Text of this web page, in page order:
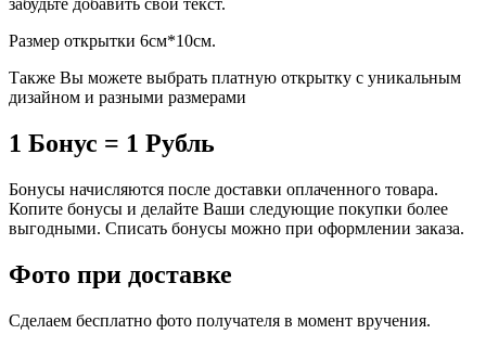
забудьте добавить свой текст.
Размер открытки 6см*10см.
Также Вы можете выбрать платную открытку с уникальным
дизайном и разными размерами
1 Бонус = 1 Рубль
Бонусы начисляются после доставки оплаченного товара.
Копите бонусы и делайте Ваши следующие покупки более
выгодными. Списать бонусы можно при оформлении заказа.
Фото при доставке
Сделаем бесплатно фото получателя в момент вручения.